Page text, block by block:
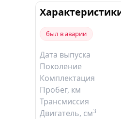
был в аварии
Дата выпуска
Поколение
Комплектация
Пробег, км
Трансмиссия
Двигатель, см3